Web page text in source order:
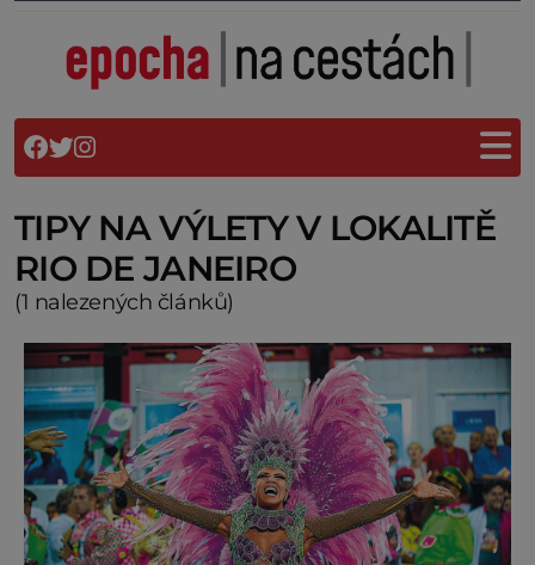
TIPY NA VÝLETY V LOKALITĚ
RIO DE JANEIRO
(1 nalezených článků)